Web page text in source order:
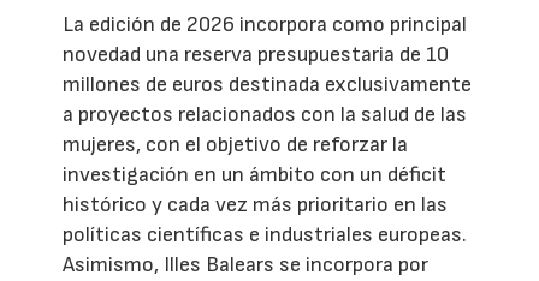
La edición de 2026 incorpora como principal
novedad una reserva presupuestaria de 10
millones de euros destinada exclusivamente
a proyectos relacionados con la salud de las
mujeres, con el objetivo de reforzar la
investigación en un ámbito con un déficit
histórico y cada vez más prioritario en las
políticas científicas e industriales europeas.
Asimismo, Illes Balears se incorpora por